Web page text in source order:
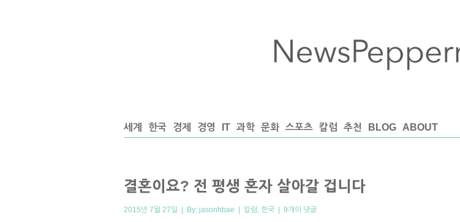
세계 한국 경제 경영 IT 과학 문화 스포츠 칼럼 추천 BLOG ABOUT
결혼이요? 전 평생 혼자 살아갈 겁니다
2015년 7월 27일 | By: jasonhbae | 칼럼, 한국 | 9개의 댓글